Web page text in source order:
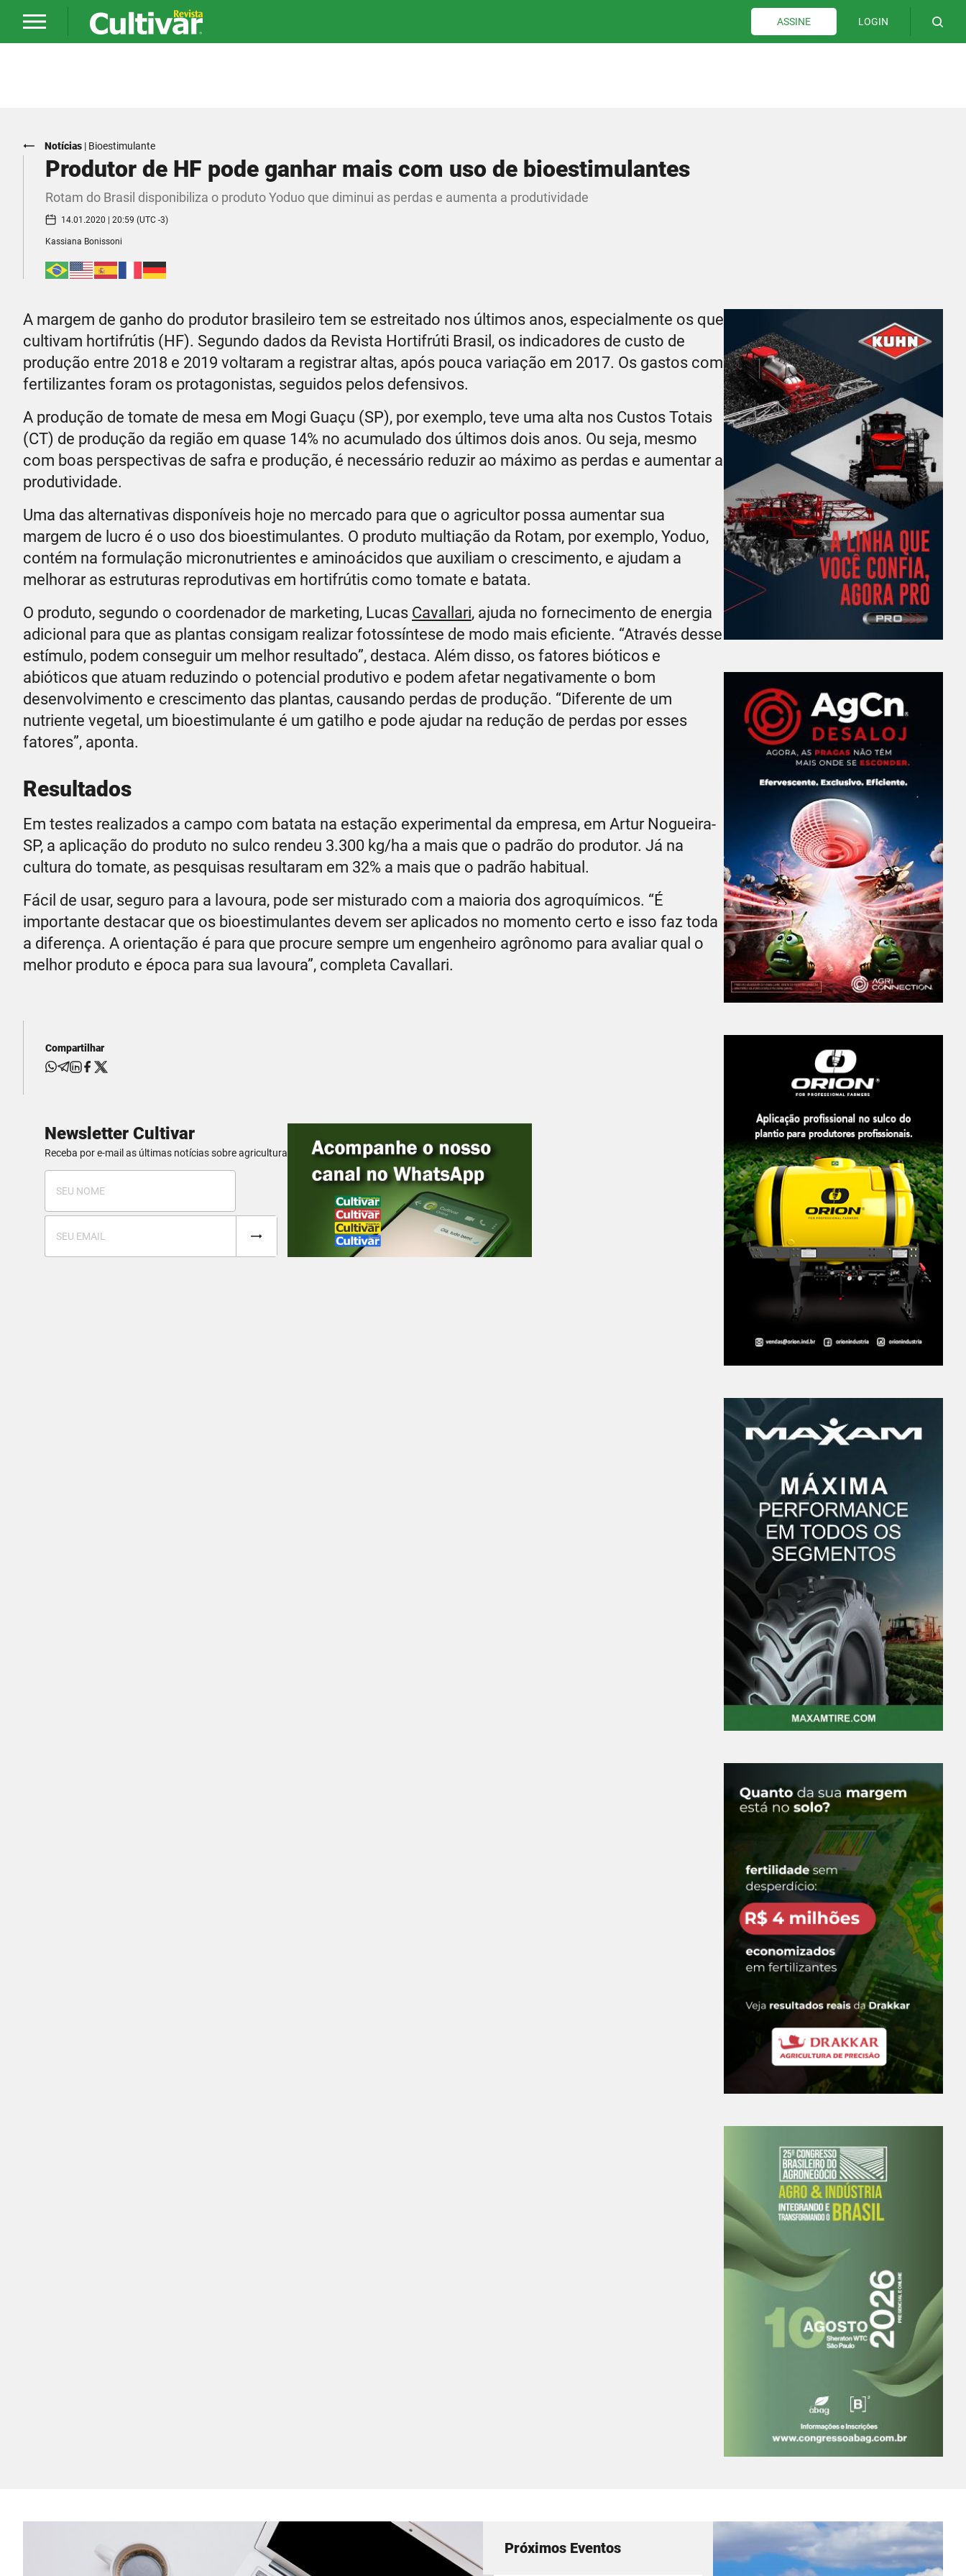
ASSINE LOGIN
Notícias | Bioestimulante
Produtor de HF pode ganhar mais com uso de bioestimulantes
Rotam do Brasil disponibiliza o produto Yoduo que diminui as perdas e aumenta a produtividade
14.01.2020 | 20:59 (UTC -3)
Kassiana Bonissoni
A margem de ganho do produtor brasileiro tem se estreitado nos últimos anos, especialmente os que
cultivam hortifrútis (HF). Segundo dados da Revista Hortifrúti Brasil, os indicadores de custo de
produção entre 2018 e 2019 voltaram a registrar altas, após pouca variação em 2017. Os gastos com
fertilizantes foram os protagonistas, seguidos pelos defensivos.
A produção de tomate de mesa em Mogi Guaçu (SP), por exemplo, teve uma alta nos Custos Totais
(CT) de produção da região em quase 14% no acumulado dos últimos dois anos. Ou seja, mesmo
com boas perspectivas de safra e produção, é necessário reduzir ao máximo as perdas e aumentar a
produtividade.
Uma das alternativas disponíveis hoje no mercado para que o agricultor possa aumentar sua
margem de lucro é o uso dos bioestimulantes. O produto multiação da Rotam, por exemplo, Yoduo,
contém na formulação micronutrientes e aminoácidos que auxiliam o crescimento, e ajudam a
melhorar as estruturas reprodutivas em hortifrútis como tomate e batata.
O produto, segundo o coordenador de marketing, Lucas Cavallari, ajuda no fornecimento de energia
adicional para que as plantas consigam realizar fotossíntese de modo mais eficiente. “Através desse
estímulo, podem conseguir um melhor resultado”, destaca. Além disso, os fatores bióticos e
abióticos que atuam reduzindo o potencial produtivo e podem afetar negativamente o bom
desenvolvimento e crescimento das plantas, causando perdas de produção. “Diferente de um
nutriente vegetal, um bioestimulante é um gatilho e pode ajudar na redução de perdas por esses
fatores”, aponta.
Resultados
Em testes realizados a campo com batata na estação experimental da empresa, em Artur Nogueira-
SP, a aplicação do produto no sulco rendeu 3.300 kg/ha a mais que o padrão do produtor. Já na
cultura do tomate, as pesquisas resultaram em 32% a mais que o padrão habitual.
Fácil de usar, seguro para a lavoura, pode ser misturado com a maioria dos agroquímicos. “É
importante destacar que os bioestimulantes devem ser aplicados no momento certo e isso faz toda
a diferença. A orientação é para que procure sempre um engenheiro agrônomo para avaliar qual o
melhor produto e época para sua lavoura”, completa Cavallari.
Compartilhar
Newsletter Cultivar
Receba por e-mail as últimas notícias sobre agricultura
Próximos Eventos